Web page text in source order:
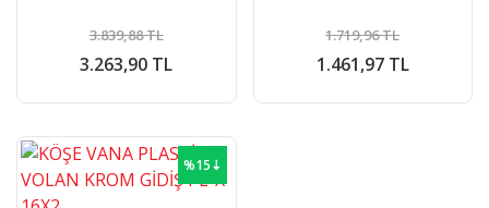
3.263,90 TL
3.839,88 TL
1.461,97 TL
1.719,96 TL
%15⇣